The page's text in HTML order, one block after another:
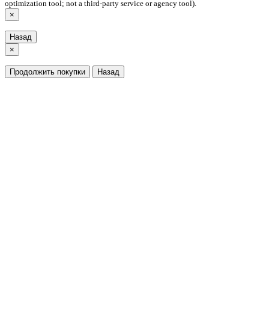
optimization tool; not a third-party service or agency tool).
×
Назад
×
Продолжить покупки Назад